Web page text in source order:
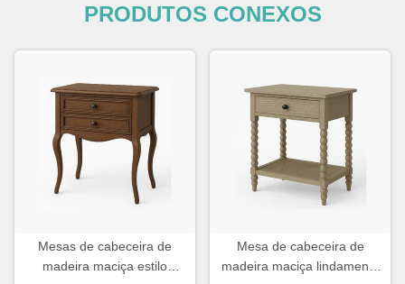
PRODUTOS CONEXOS
Mesas de cabeceira de
madeira maciça estilo
Mesa de cabeceira de
madeira maciça lindamente